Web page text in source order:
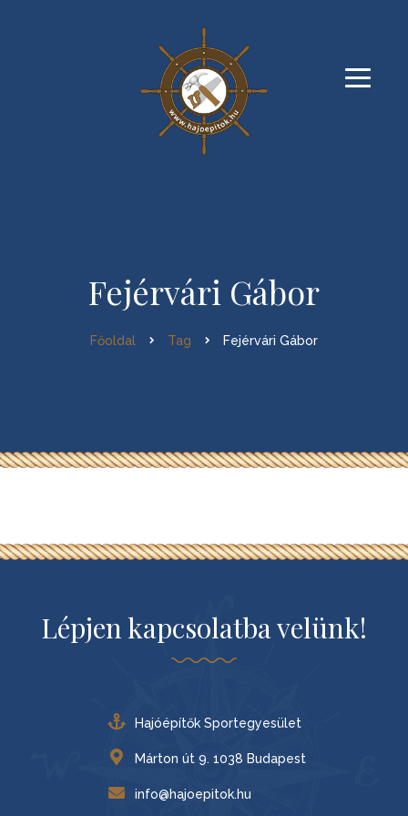
Fejérvári Gábor
Főoldal Tag Fejérvári Gábor
Lépjen kapcsolatba velünk!
Hajóépítők Sportegyesület
Márton út 9. 1038 Budapest
info@hajoepitok.hu